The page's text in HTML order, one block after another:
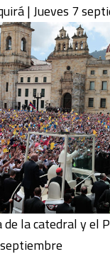
| Jueves 7
la catedral y el